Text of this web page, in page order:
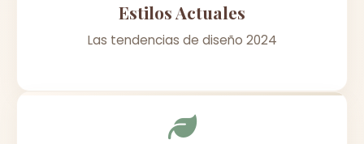
Estilos Actuales
Las tendencias de diseño 2024